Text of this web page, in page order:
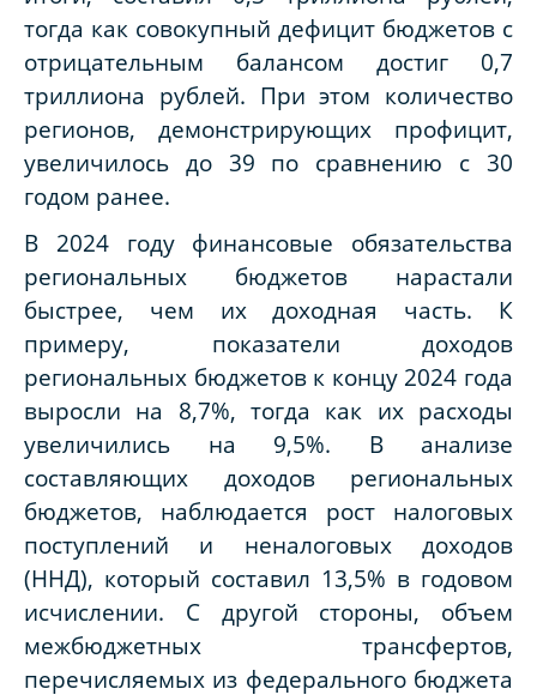
тогда как совокупный дефицит бюджетов с
отрицательным балансом достиг 0,7
триллиона рублей. При этом количество
регионов, демонстрирующих профицит,
увеличилось до 39 по сравнению с 30
годом ранее.
В 2024 году финансовые обязательства
региональных бюджетов нарастали
быстрее, чем их доходная часть. К
примеру, показатели доходов
региональных бюджетов к концу 2024 года
выросли на 8,7%, тогда как их расходы
увеличились на 9,5%. В анализе
составляющих доходов региональных
бюджетов, наблюдается рост налоговых
поступлений и неналоговых доходов
(ННД), который составил 13,5% в годовом
исчислении. С другой стороны, объем
межбюджетных трансфертов,
перечисляемых из федерального бюджета